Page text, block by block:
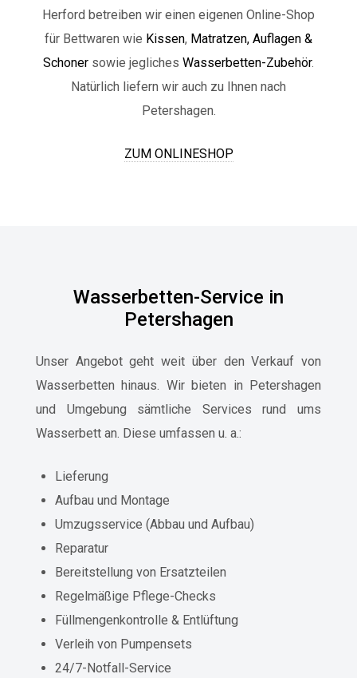
Herford betreiben wir einen eigenen Online-Shop
für Bettwaren wie Kissen, Matratzen, Auflagen &
Schoner sowie jegliches Wasserbetten-Zubehör.
Natürlich liefern wir auch zu Ihnen nach
Petershagen.
ZUM ONLINESHOP
Wasserbetten-Service in
Petershagen
Unser Angebot geht weit über den Verkauf von
Wasserbetten hinaus. Wir bieten in Petershagen
und Umgebung sämtliche Services rund ums
Wasserbett an. Diese umfassen u. a.:
Lieferung
Aufbau und Montage
Umzugsservice (Abbau und Aufbau)
Reparatur
Bereitstellung von Ersatzteilen
Regelmäßige Pflege-Checks
Füllmengenkontrolle & Entlüftung
Verleih von Pumpensets
24/7-Notfall-Service